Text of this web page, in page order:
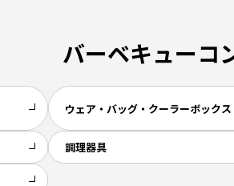
バーベキューコ
ウェア・バッグ・クーラーボックス
調理器具